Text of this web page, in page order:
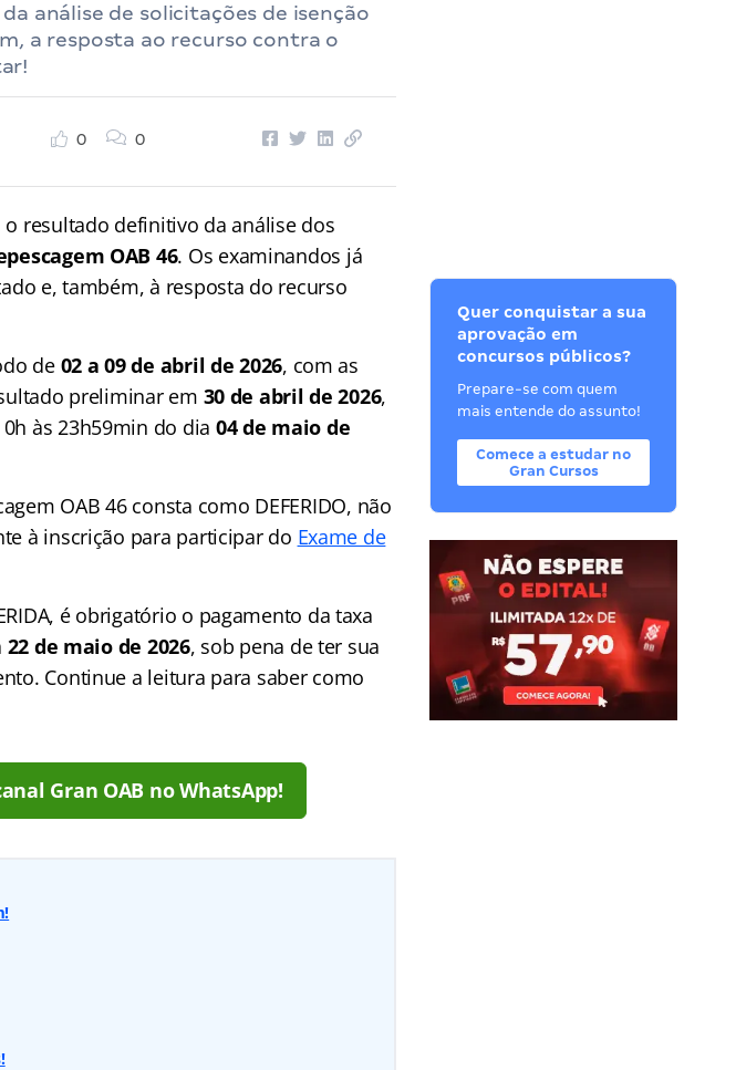
análise de solicitações de isenção
a resposta ao recurso contra o
0 0
resultado definitivo da análise dos
OAB 46. Os examinandos já
e, também, à resposta do recurso
de 02 a 09 de abril de 2026, com as
preliminar em 30 de abril de 2026,
às 23h59min do dia 04 de maio de
OAB 46 consta como DEFERIDO, não
à inscrição para participar do Exame de
é obrigatório o pagamento da taxa
22 de maio de 2026, sob pena de ter sua
Continue a leitura para saber como
Gran OAB no WhatsApp!
Quer conquistar a sua
aprovação em
concursos públicos?
Prepare-se com quem
mais entende do assunto!
Comece a estudar no
Gran Cursos